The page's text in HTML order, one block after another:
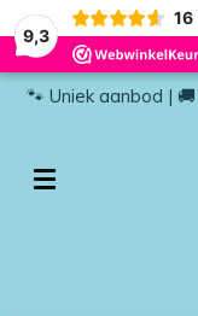
9,3
16
🐾 Uniek aanbod |